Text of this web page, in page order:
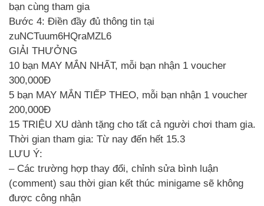
bạn cùng tham gia
Bước 4: Điền đầy đủ thông tin tại
zuNCTuum6HQraMZL6
GIẢI THƯỞNG
10 bạn MAY MẮN NHẤT, mỗi bạn nhận 1 voucher
300,000Đ
5 bạn MAY MẮN TIẾP THEO, mỗi bạn nhận 1 voucher
200,000Đ
15 TRIỆU XU dành tặng cho tất cả người chơi tham gia.
Thời gian tham gia: Từ nay đến hết 15.3
LƯU Ý:
– Các trường hợp thay đổi, chỉnh sửa bình luận
(comment) sau thời gian kết thúc minigame sẽ không
được công nhận